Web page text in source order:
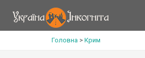
Головна > Крим